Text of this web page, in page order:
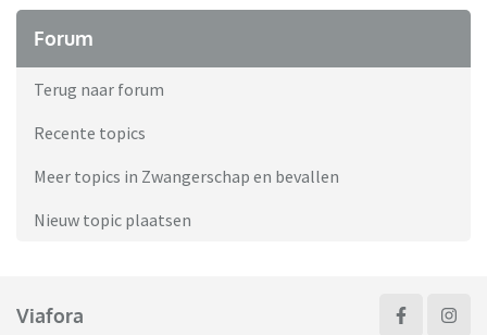
Forum
Terug naar forum
Recente topics
Meer topics in Zwangerschap en bevallen
Nieuw topic plaatsen
Viafora